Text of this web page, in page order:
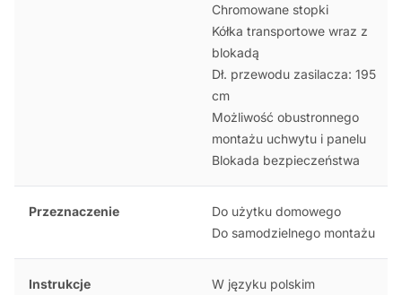
Chromowane stopki
Kółka transportowe wraz z
blokadą
Dł. przewodu zasilacza: 195
cm
Możliwość obustronnego
montażu uchwytu i panelu
Blokada bezpieczeństwa
Przeznaczenie
Do użytku domowego
Do samodzielnego montażu
Instrukcje W języku polskim